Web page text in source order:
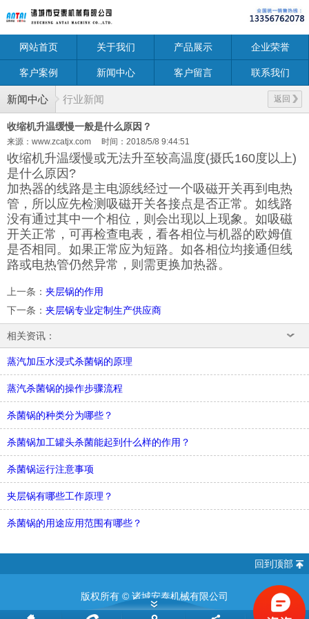
网站首页 关于我们 产品展示 企业荣誉
客户案例 新闻中心 客户留言 联系我们
新闻中心 返回
行业新闻
收缩机升温缓慢一般是什么原因？
来源：www.zcatjx.com 时间：2018/5/8 9:44:51
收缩机升温缓慢或无法升至较高温度(摄氏160度以上)
是什么原因?
加热器的线路是主电源线经过一个吸磁开关再到电热
管，所以应先检测吸磁开关各接点是否正常。如线路
没有通过其中一个相位，则会出现以上现象。如吸磁
开关正常，可再检查电表，看各相位与机器的欧姆值
是否相同。如果正常应为短路。如各相位均接通但线
路或电热管仍然异常，则需更换加热器。
上一条 ： 夹层锅的作用
下一条 ： 夹层锅专业定制生产供应商
相关资讯：
蒸汽加压水浸式杀菌锅的原理
蒸汽杀菌锅的操作步骤流程
杀菌锅的种类分为哪些？
杀菌锅加工罐头杀菌能起到什么样的作用？
杀菌锅运行注意事项
夹层锅有哪些工作原理？
杀菌锅的用途应用范围有哪些？
回到顶部
版权所有 © 诸城安泰机械有限公司